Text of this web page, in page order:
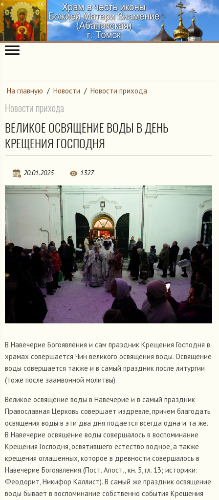
На главную / Новости / Новости прихода
Новости прихода
ВЕЛИКОЕ ОСВЯЩЕНИЕ ВОДЫ В ДЕНЬ
КРЕЩЕНИЯ ГОСПОДНЯ
20.01.2025 1327
В Навечерие Богоявления и сам праздник Крещения Господня в
храмах совершается Чин великого освящения воды. Освящение
воды совершается также и в самый праздник после литургии
(тоже после заамвонной молитвы).
Великое освящение воды в Навечерие и в самый праздник
Православная Церковь совершает издревле, причем благодать
освящения воды в эти два дня подается всегда одна и та же.
В Навечерие освящение воды совершалось в воспоминание
Крещения Господня, освятившего естество водное, а также
крещения оглашенных, которое в древности совершалось в
Навечерие Богоявления (Пост. Апост., кн. 5, гл. 13; историки:
Феодорит, Никифор Каллист). В самый же праздник освящение
воды бывает в воспоминание собственно события Крещения